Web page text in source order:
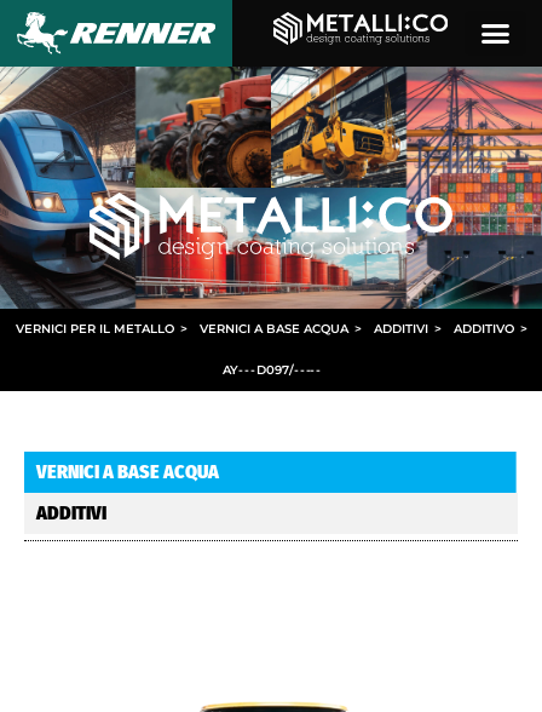
VERNICI PER IL METALLO > VERNICI A BASE ACQUA > ADDITIVI > ADDITIVO >
AY- - -D097/- - -- -
VERNICI A BASE ACQUA
ADDITIVI